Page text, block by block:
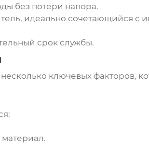
без потери напора.
идеально сочетающийся с
срок службы.
ключевых факторов,